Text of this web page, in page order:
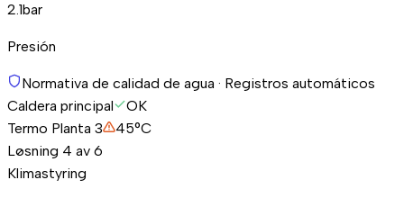
2.1bar
Presión
Normativa de calidad de agua · Registros automáticos
Caldera principal
OK
Termo Planta 3
45°C
Løsning 4 av 6
Klimastyring